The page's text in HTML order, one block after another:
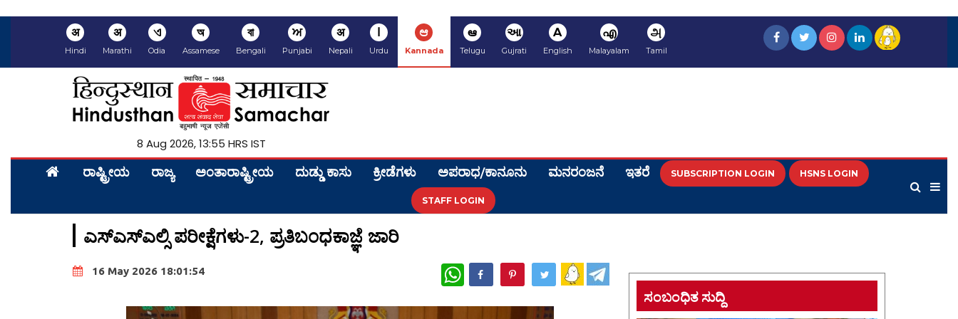
अ
Hindi
अ
Marathi
ଏ
Odia
অ
Assamese
বা
Bengali
ਅ
Punjabi
अ
Nepali
ا
Urdu
ಆ
Kannada
ఆ
Telugu
આ
Gujrati
A
English
എ
Malayalam
அ
Tamil
8 Aug 2026, 13:55 HRS IST
ರಾಷ್ಟ್ರೀಯ ರಾಜ್ಯ ಅಂತಾರಾಷ್ಟ್ರೀಯ ದುಡ್ಡು ಕಾಸು ಕ್ರೀಡೆಗಳು ಅಪರಾಧ/ಕಾನೂನು ಮನರಂಜನೆ ಇತರೆ SUBSCRIPTION LOGIN HSNS LOGIN
STAFF LOGIN
ಎಸ್ಎಸ್ಎಲ್ಸಿ ಪರೀಕ್ಷೆಗಳು-2, ಪ್ರತಿಬಂಧಕಾಜ್ಞೆ ಜಾರಿ
16 May 2026 18:01:54 WhatsApp
ಸಂಬಂಧಿತ ಸುದ್ದಿ